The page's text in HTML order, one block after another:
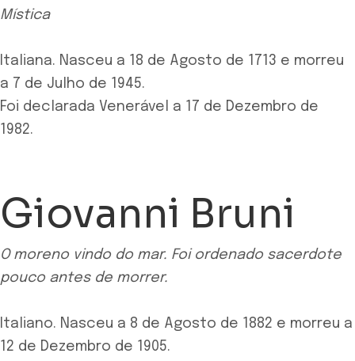
Mística
Italiana. Nasceu a 18 de Agosto de 1713 e morreu
a 7 de Julho de 1945.
Foi declarada Venerável a 17 de Dezembro de
1982.
Giovanni Bruni
O moreno vindo do mar. Foi ordenado sacerdote
pouco antes de morrer.
Italiano. Nasceu a 8 de Agosto de 1882 e morreu a
12 de Dezembro de 1905.